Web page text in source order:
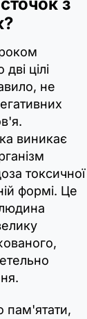
цілі
не
виникає
токсичної
формі. Це
пам'ятати,